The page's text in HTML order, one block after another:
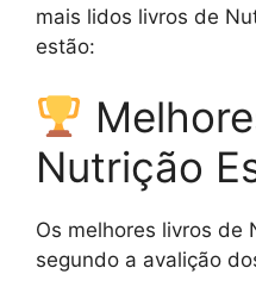
mais lidos livros de
estão:
Nutrição
Os melhores livros de
segundo a avalição